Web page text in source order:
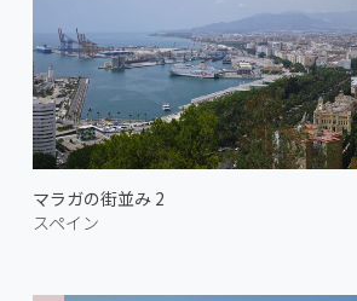
マラガの街並み 2
スペイン